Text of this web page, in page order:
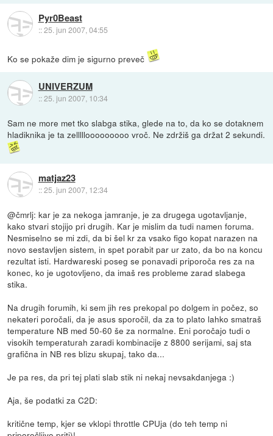
Pyr0Beast
::25. jun 2007, 04:55
Ko se pokaže dim je sigurno preveč
UNIVERZUM
::25. jun 2007, 10:34
Sam ne more met tko slabga stika, glede na to, da ko se dotaknem
hladiknika je ta zelllllooooooooo vroč. Ne zdržiš ga držat 2 sekundi.
matjaz23
::25. jun 2007, 12:34
@čmrlj: kar je za nekoga jamranje, je za drugega ugotavljanje,
kako stvari stojijo pri drugih. Kar je mislim da tudi namen foruma.
Nesmiselno se mi zdi, da bi šel kr za vsako figo kopat narazen na
novo sestavljen sistem, in spet porabit par ur zato, da bo na koncu
rezultat isti. Hardwareski poseg se ponavadi priporoča res za na
konec, ko je ugotovljeno, da imaš res probleme zarad slabega
stika.
Na drugih forumih, ki sem jih res prekopal po dolgem in počez, so
nekateri poročali, da je asus sporočil, da za to plato lahko smatraš
temperature NB med 50-60 še za normalne. Eni poročajo tudi o
visokih temperaturah zaradi kombinacije z 8800 serijami, saj sta
grafična in NB res blizu skupaj, tako da...
Je pa res, da pri tej plati slab stik ni nekaj nevsakdanjega :)
Aja, še podatki za C2D:
kritične temp, kjer se vklopi throttle CPUja (do teh temp ni